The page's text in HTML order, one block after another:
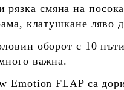
смяна на
клатушкане ляво
оборот с 10
важна.
Emotion FLAP са